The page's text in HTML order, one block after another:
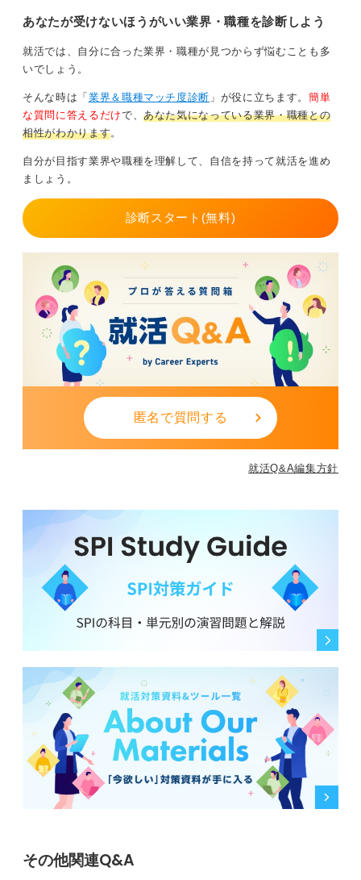
カスタマイズが必須となる
パーソナライズ婚はまさに個性重視の結婚式で、基本的
ドで進めるものです。
また、脱主役婚は新郎新婦を主役とするのではなくゲス
親族や会社の上司中心ではなく、気心知れた仲間を中心
AIを活用した結婚式としては、演出にAIを活用したり、
さらにはAIがプランを提案したりスピーチを作成したり
ことも多かったですが、今はAIで簡単に作成できるよう
になり、コストを抑える意味でも活用することがあるよ
うです。
結婚式を挙げないカップルも増えているなか、個人に合
わせていかに柔軟にカスタマイズできるかどうかが他社
との差別化になってくるのではないかと思います。
あなたが受けないほうがいい業界・職種を診断しよう
就活では、自分に合った業界・職種が見つからず悩むことも多
いでしょう。
そんな時は「 業界＆職種マッチ度診断 」が役に立ちます。 簡単
な質問に答えるだけで、あなた気になっている業界・職種との
相性がわかります。
自分が目指す業界や職種を理解して、自信を持って就活を進め
ましょう。
診断スタート(無料)
匿名で質問する
就活Q&A編集方針
その他関連Q&A